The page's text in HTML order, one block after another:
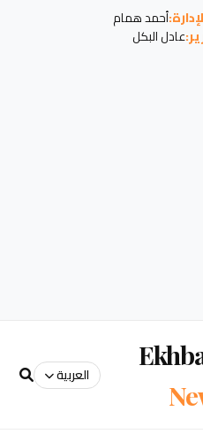
أحمد همام
عادل البكل
العربية